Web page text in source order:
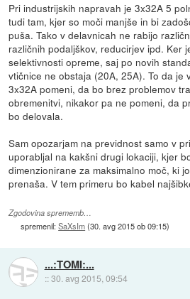
Pri industrijskih napravah je 3x32A 5
tudi tam, kjer so moči manjše in bi
puša. Tako v delavnicah ne rabijo
različnih podaljškov, reducirjev ipd. Ker
selektivnosti opreme, saj po novih
vtičnice ne obstaja (20A, 25A). To da je
3x32A pomeni, da bo brez problemov
obremenitvi, nikakor pa ne pomeni, da
bo delovala.
Sam opozarjam na previdnost samo v
uporabljal na kakšni drugi lokaciji, kjer
dimenzionirane za maksimalno moč, ki
prenaša. V tem primeru bo kabel
Zgodovina sprememb…
spremenil:SaXsIm(30. avg 2015 ob 09:15)
...:TOMI:...
::30. avg 2015, 09:54